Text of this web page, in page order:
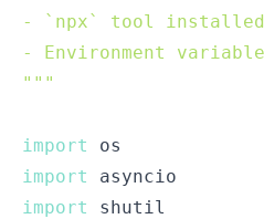
"""
import
import
import